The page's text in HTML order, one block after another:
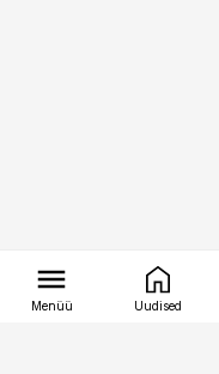
Menüü Uudised